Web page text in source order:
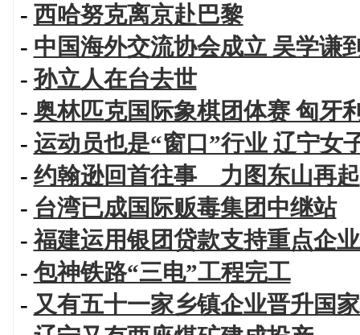
- 西哈努克离京赴巴黎
- 中国海外交流协会成立 吴学谦
- 孙立人在台去世
- 奥林匹克国际象棋团体赛 匈牙
- 运动员也是“窗口”行业 辽宁女
- 约翰逊回首往事 力图东山再起
- 台湾已成国际贩毒集团中继站
-福建运用银团贷款支持重点企
- 包神铁路“三电”工程完工
- 又有五十一家乡镇企业晋升国